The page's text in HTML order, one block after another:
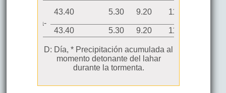
Moyogalpa-
43.40 5.30 9.20 119.70
43.40 5.30 9.20 119.70
107.80 10.00
107.80
10.00 10.00
D: Día, * Precipitación acumulada al
momento detonante del lahar
durante la tormenta.